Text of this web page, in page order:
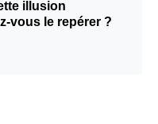
illusion
vous le repérer ?